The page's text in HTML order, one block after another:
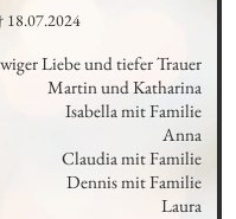
18.07.2024
Liebe und tiefer Trauer
Martin und Katharina
Isabella mit Familie
Anna
Claudia mit Familie
Dennis mit Familie
Laura